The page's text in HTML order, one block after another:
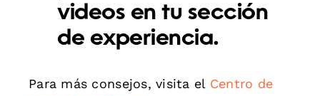
videos en tu sección
de experiencia.
Para más consejos, visita el Centro de